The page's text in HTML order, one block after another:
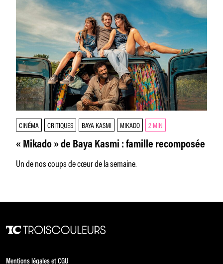
CINÉMA CRITIQUES BAYA KASMI MIKADO 2 MIN
« Mikado » de Baya Kasmi : famille recomposée
Un de nos coups de cœur de la semaine.
Mentions légales et CGU